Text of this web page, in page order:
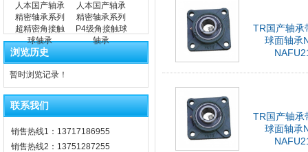
人本国产轴承
精密轴承系列
超精密角接触
球轴承
人本国产轴承
精密轴承系列
P4级角接触球
轴承
浏览历史
暂时浏览记录！
联系我们
销售热线1：13717186955
销售热线2：13751287255
TR国产轴承
球面轴承
TR国产轴承
球面轴承